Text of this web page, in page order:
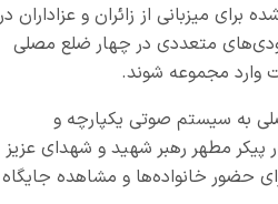
میزبانی از زائران و عزاداران در
متعددی در چهار ضلع مصلی
وارد مجموعه شوند.
به سیستم صوتی یکپارچه و
پیکر مطهر رهبر شهید و شهدای عزیز
حضور خانواده‌ها و مشاهده جایگاه